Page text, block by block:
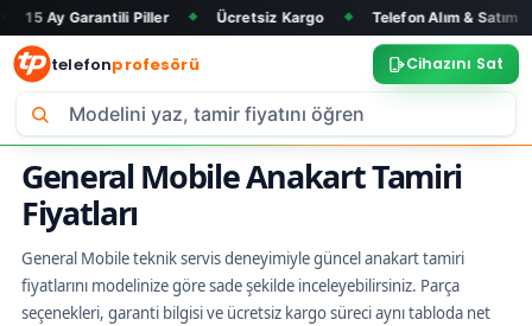
Piller ◆ Ücretsiz Kargo ◆ Telefon Alım & Satım ◆ Tüm
telefonprofesörü Cihazını Sat
General Mobile Anakart Tamiri
Fiyatları
General Mobile teknik servis deneyimiyle güncel anakart tamiri
fiyatlarını modelinize göre sade şekilde inceleyebilirsiniz. Parça
seçenekleri, garanti bilgisi ve ücretsiz kargo süreci aynı tabloda net